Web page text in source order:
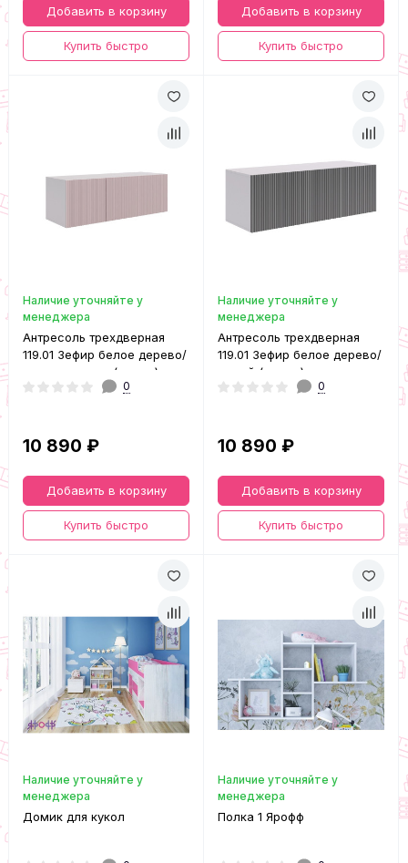
Добавить в корзину
Купить быстро
Добавить в корзину
Купить быстро
Наличие уточняйте у
менеджера
Антресоль трехдверная
119.01 Зефир белое дерево/
пудра розовая (эмаль)
0
10 890 ₽
Добавить в корзину
Купить быстро
Наличие уточняйте у
менеджера
Антресоль трехдверная
119.01 Зефир белое дерево/
серый (эмаль)
0
10 890 ₽
Добавить в корзину
Купить быстро
Наличие уточняйте у
менеджера
Домик для кукол
Наличие уточняйте у
менеджера
Полка 1 Ярофф